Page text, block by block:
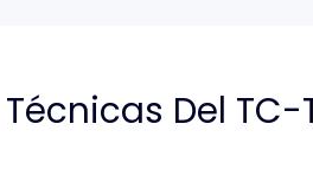
Del TC-